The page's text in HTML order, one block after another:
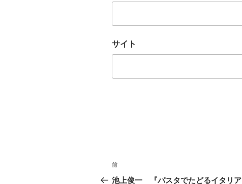
サイト
投
稿
前
の
前
池上俊一 『パスタでたどるイタリア